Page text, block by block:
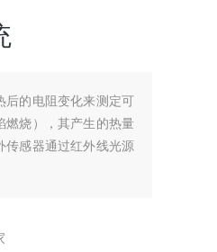
后的电阻变化来测定可
燃烧），其产生的热量
传感器通过红外线光源